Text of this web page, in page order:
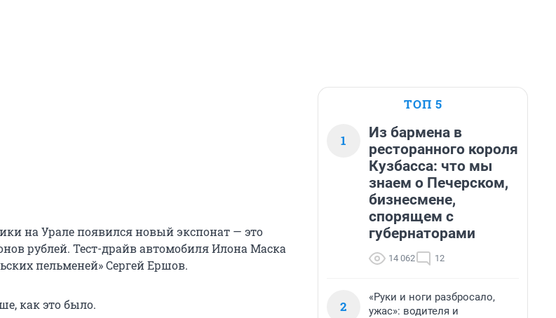
на Урале появился новый экспонат — это
рублей. Тест-драйв автомобиля Илона Маска
пельменей» Сергей Ершов.
как это было.
ТОП 5
1
Из бармена в
ресторанного короля
Кузбасса: что мы
знаем о Печерском,
бизнесмене,
спорящем с
губернаторами
14 062 12
2
«Руки и ноги разбросало,
ужас»: водителя и